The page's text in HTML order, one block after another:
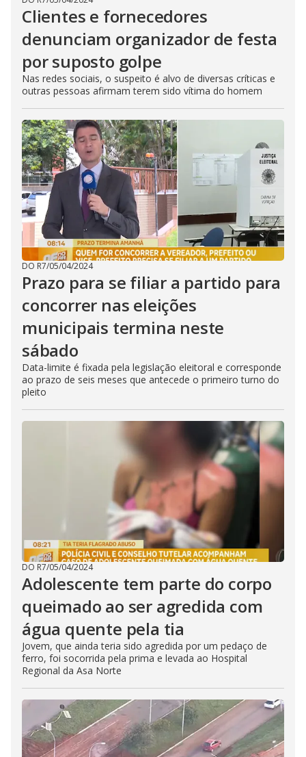
Clientes e fornecedores
denunciam organizador de festa
por suposto golpe
Nas redes sociais, o suspeito é alvo de diversas críticas e
outras pessoas afirmam terem sido vítima do homem
DO R7/05/04/2024
Prazo para se filiar a partido para
concorrer nas eleições
municipais termina neste
sábado
Data-limite é fixada pela legislação eleitoral e corresponde
ao prazo de seis meses que antecede o primeiro turno do
pleito
DO R7/05/04/2024
Adolescente tem parte do corpo
queimado ao ser agredida com
água quente pela tia
Jovem, que ainda teria sido agredida por um pedaço de
ferro, foi socorrida pela prima e levada ao Hospital
Regional da Asa Norte